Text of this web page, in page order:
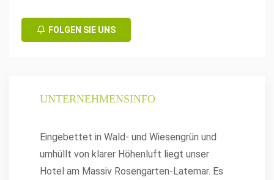
FOLGEN SIE UNS
UNTERNEHMENSINFO
Eingebettet in Wald- und Wiesengrün und
umhüllt von klarer Höhenluft liegt unser
Hotel am Massiv Rosengarten-Latemar. Es